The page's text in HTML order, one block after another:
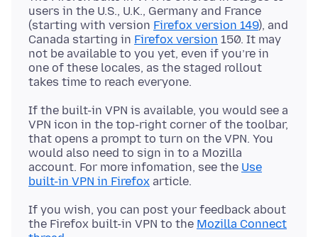
users in the U.S., U.K., Germany and France
(starting with version Firefox version 149), and
Canada starting in Firefox version 150. It may
not be available to you yet, even if you’re in
one of these locales, as the staged rollout
If the built-in VPN is available, you would see a
VPN icon in the top-right corner of the toolbar,
that opens a prompt to turn on the VPN. You
would also need to sign in to a Mozilla
account. For more infomation, see the Use
built-in VPN in Firefox
If you wish, you can post your feedback about
the Firefox built-in VPN to the Mozilla Connect